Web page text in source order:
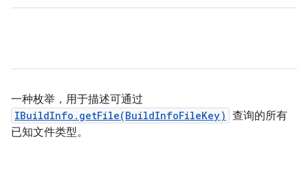
一种枚举，用于描述可通过
IBuildInfo.getFile(BuildInfoFileKey) 查询的所有
已知文件类型。